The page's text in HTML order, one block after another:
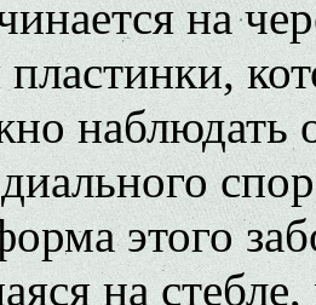
на
пластинки,
этого
на